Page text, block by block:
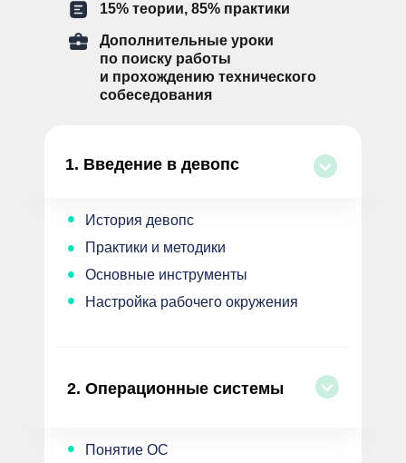
1. Введение в девопс
15% теории, 85% практики
Дополнительные уроки
по поиску работы
и прохождению технического
собеседования
История девопс
•
Практики и методики
•
Основные инструменты
•
Настройка рабочего окружения
•
2. Операционные системы
Понятие ОС
•